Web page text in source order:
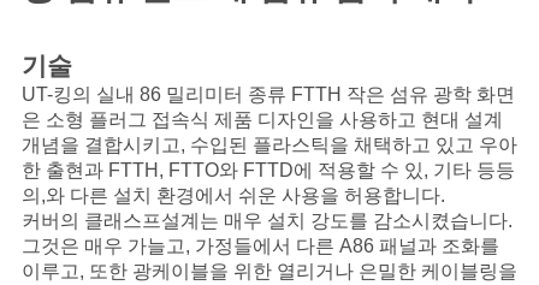
스
경
우
기술
UT-킹의 실내 86 밀리미터 종류 FTTH 작은 섬유 광학 화면
은 소형 플러그 접속식 제품 디자인을 사용하고 현대 설계
개념을 결합시키고, 수입된 플라스틱을 채택하고 있고 우아
한 출현과 FTTH, FTTO와 FTTD에 적용할 수 있, 기타 등등
의,와 다른 설치 환경에서 쉬운 사용을 허용합니다.
커버의 클래스프설계는 매우 설치 강도를 감소시켰습니다.
그것은 매우 가늘고, 가정들에서 다른 A86 패널과 조화를
이루고, 또한 광케이블을 위한 열리거나 은밀한 케이블링을